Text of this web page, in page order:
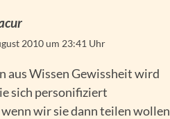
2010 um 23:41 Uhr
aus Wissen Gewissheit wird
sich personifiziert
wenn wir sie dann teilen wollen